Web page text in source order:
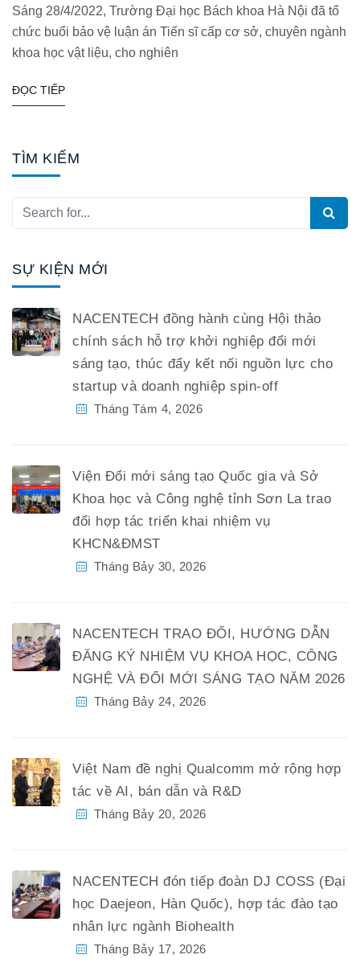
Sáng 28/4/2022, Trường Đại học Bách khoa Hà Nội đã tổ
chức buổi bảo vệ luận án Tiến sĩ cấp cơ sở, chuyên ngành
khoa học vật liệu, cho nghiên
ĐỌC TIẾP
TÌM KIẾM
SỰ KIỆN MỚI
NACENTECH đồng hành cùng Hội thảo
chính sách hỗ trợ khởi nghiệp đổi mới
sáng tạo, thúc đẩy kết nối nguồn lực cho
startup và doanh nghiệp spin-off
Tháng Tám 4, 2026
Viện Đổi mới sáng tạo Quốc gia và Sở
Khoa học và Công nghệ tỉnh Sơn La trao
đổi hợp tác triển khai nhiệm vụ
KHCN&ĐMST
Tháng Bảy 30, 2026
NACENTECH TRAO ĐỔI, HƯỚNG DẪN
ĐĂNG KÝ NHIỆM VỤ KHOA HỌC, CÔNG
NGHỆ VÀ ĐỔI MỚI SÁNG TẠO NĂM 2026
Tháng Bảy 24, 2026
Việt Nam đề nghị Qualcomm mở rộng hợp
tác về AI, bán dẫn và R&D
Tháng Bảy 20, 2026
NACENTECH đón tiếp đoàn DJ COSS (Đại
học Daejeon, Hàn Quốc), hợp tác đào tạo
nhân lực ngành Biohealth
Tháng Bảy 17, 2026